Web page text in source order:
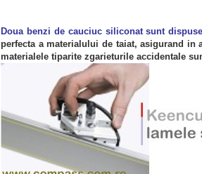
Doua benzi de cauciuc siliconat sunt
perfecta a materialului de taiat, asigurand
materialele tiparite zgarieturile accidentale